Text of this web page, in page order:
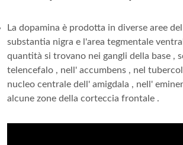
La dopamina è prodotta in diverse aree
substantia nigra e l'area tegmentale
quantità si trovano nei gangli della base ,
telencefalo , nell' accumbens , nel
nucleo centrale dell' amigdala , nell'
alcune zone della corteccia frontale .